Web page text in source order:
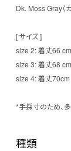
Dk. Moss Gray（
[ サイズ ]
size 2: 着丈66
size 3: 着丈68
size 4: 着丈
*手採寸のため、
種類